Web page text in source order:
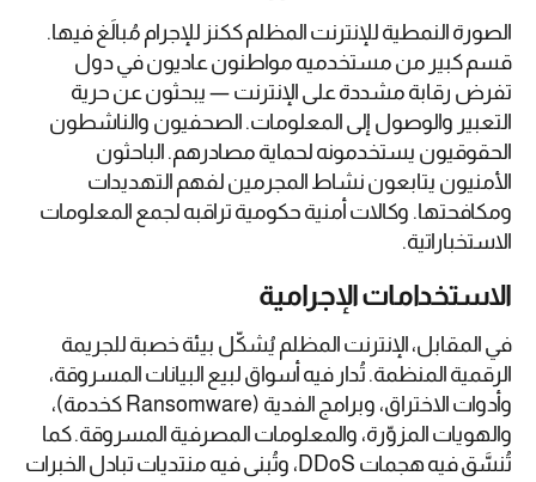
الصورة النمطية للإنترنت المظلم ككنز للإجرام مُبالَغ فيها.
قسم كبير من مستخدميه مواطنون عاديون في دول
تفرض رقابة مشددة على الإنترنت — يبحثون عن حرية
التعبير والوصول إلى المعلومات. الصحفيون والناشطون
الحقوقيون يستخدمونه لحماية مصادرهم. الباحثون
الأمنيون يتابعون نشاط المجرمين لفهم التهديدات
ومكافحتها. وكالات أمنية حكومية تراقبه لجمع المعلومات
الاستخباراتية.
الاستخدامات الإجرامية
في المقابل، الإنترنت المظلم يُشكّل بيئة خصبة للجريمة
الرقمية المنظمة. تُدار فيه أسواق لبيع البيانات المسروقة،
وأدوات الاختراق، وبرامج الفدية (Ransomware كخدمة)،
والهويات المزوّرة، والمعلومات المصرفية المسروقة. كما
تُنسَّق فيه هجمات DDoS، وتُبنى فيه منتديات تبادل الخبرات